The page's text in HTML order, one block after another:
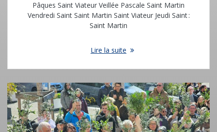
Pâques Saint Viateur Veillée Pascale Saint Martin
Vendredi Saint Saint Martin Saint Viateur Jeudi Saint :
Saint Martin
Lire la suite